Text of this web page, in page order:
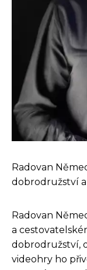
Radovan
dobrodružství
Radovan
a
dobrodružství,
videohry ho